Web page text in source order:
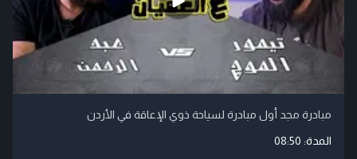
مبادرة مجد أول مبادرة لسياحة ذوي الإعاقة في الأردن
المدة: 08:50